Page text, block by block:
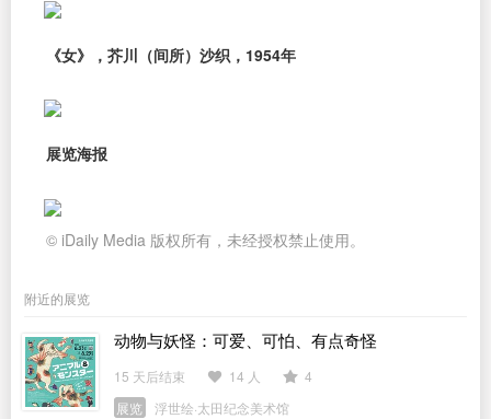
《女》，芥川（间所）沙织，1954年
展览海报
© iDaily Media 版权所有，未经授权禁止使用。
附近的展览
动物与妖怪：可爱、可怕、有点奇怪
15 天后结束 14 人
4
展览
浮世绘·太田纪念美术馆